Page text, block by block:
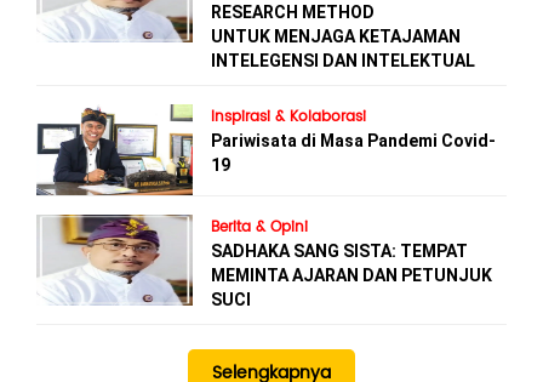
RESEARCH METHOD
UNTUK MENJAGA KETAJAMAN
INTELEGENSI DAN INTELEKTUAL
Inspirasi & Kolaborasi
Pariwisata di Masa Pandemi Covid-
19
Berita & Opini
SADHAKA SANG SISTA: TEMPAT
MEMINTA AJARAN DAN PETUNJUK
SUCI
Selengkapnya